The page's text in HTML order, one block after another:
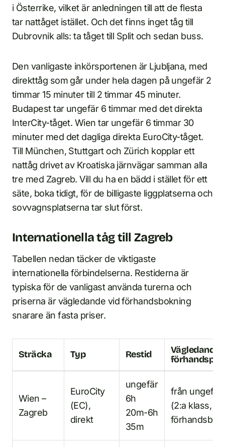
i Österrike, vilket är anledningen till att de flesta
tar nattåget istället. Och det finns inget tåg till
Dubrovnik alls: ta tåget till Split och sedan buss.
Den vanligaste inkörsportenen är Ljubljana, med
direkttåg som går under hela dagen på ungefär 2
timmar 15 minuter till 2 timmar 45 minuter.
Budapest tar ungefär 6 timmar med det direkta
InterCity-tåget. Wien tar ungefär 6 timmar 30
minuter med det dagliga direkta EuroCity-tåget.
Till München, Stuttgart och Zürich kopplar ett
nattåg drivet av Kroatiska järnvägar samman alla
tre med Zagreb. Vill du ha en bädd i stället för ett
säte, boka tidigt, för de billigaste liggplatserna och
sovvagnsplatserna tar slut först.
Internationella tåg till Zagreb
Tabellen nedan täcker de viktigaste
internationella förbindelserna. Restiderna är
typiska för de vanligast använda turerna och
priserna är vägledande vid förhandsbokning
snarare än fasta priser.
Sträcka Typ Restid
Vägledande
förhandspris
Wien –
Zagreb
EuroCity
(EC),
direkt
ungefär
6h
20m-6h
35m
från ungefär
(2:a klass,